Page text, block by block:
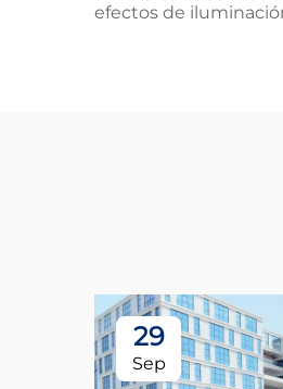
efectos de
29
Sep